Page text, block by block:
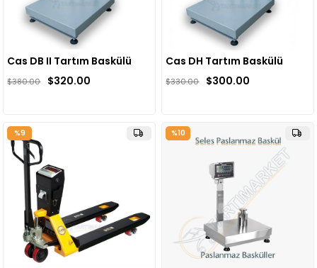
Cas DB II Tartım Baskülü
$320.00
$380.00
Cas DH Tartım Baskülü
$300.00
$330.00
%9 %10